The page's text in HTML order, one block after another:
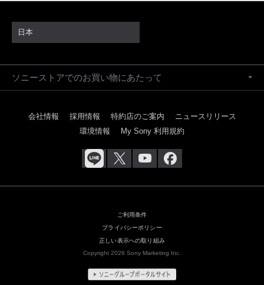
日本
ソニーストアでのお買い物にあたって
会社情報 採用情報 特約店のご案内
ニュースリリース
環境情報
My Sony 利用規約
ご利用条件
プライバシーポリシー
正しい表示への取り組み
Copyright 2026 Sony Marketing Inc.